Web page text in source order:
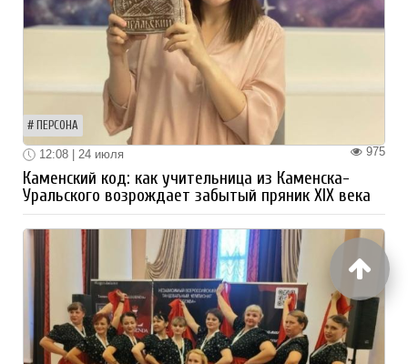
ПЕРСОНА
975
12:08 | 24 июля
Каменский код: как учительница из Каменска-
Уральского возрождает забытый пряник XIX века